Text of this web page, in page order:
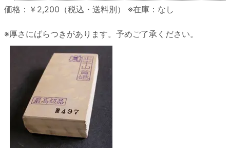
価格：￥2,200（税込・送料別） ※在庫：なし
※厚さにばらつきがあります。予めご了承ください。